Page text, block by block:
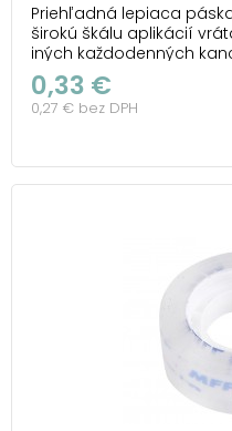
Priehľadná lepiaca
širokú škálu aplikácií
iných každodenných
činností. Jej
minimálnu viditeľnosť na
nalepená. Hrúbka pásky
0,33 €
0,27 € bez DPH